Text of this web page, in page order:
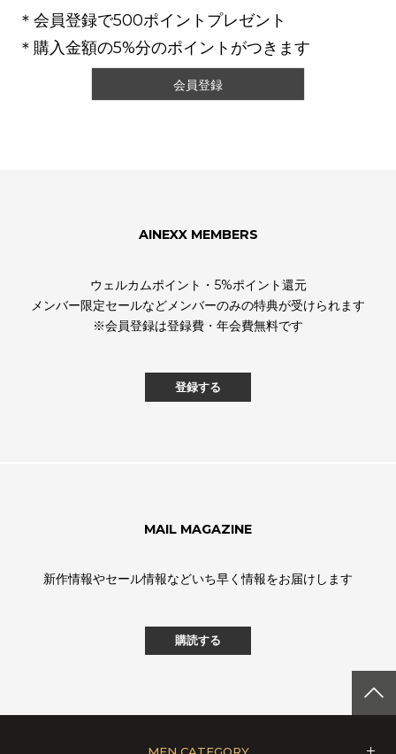
＊会員登録で500ポイントプレゼント
＊購入金額の5%分のポイントがつきます
会員登録
AINEXX MEMBERS
ウェルカムポイント・5%ポイント還元
メンバー限定セールなどメンバーのみの特典が受けられます
※会員登録は登録費・年会費無料です
登録する
MAIL MAGAZINE
新作情報やセール情報などいち早く情報をお届けします
購読する
MEN CATEGORY